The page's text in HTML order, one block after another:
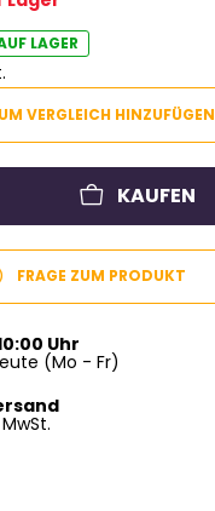
LAGER
VERGLEICH HINZUFÜGEN
KAUFEN
FRAGE ZUM PRODUKT
Uhr
(Mo - Fr)